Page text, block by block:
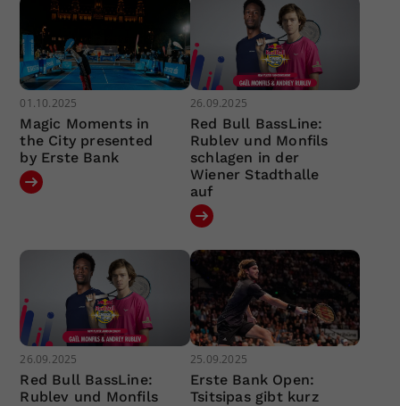
01.10.2025
Magic Moments in
the City presented
by Erste Bank
26.09.2025
Red Bull BassLine:
Rublev und Monfils
schlagen in der
Wiener Stadthalle
auf
26.09.2025
Red Bull BassLine:
Rublev und Monfils
25.09.2025
Erste Bank Open:
Tsitsipas gibt kurz